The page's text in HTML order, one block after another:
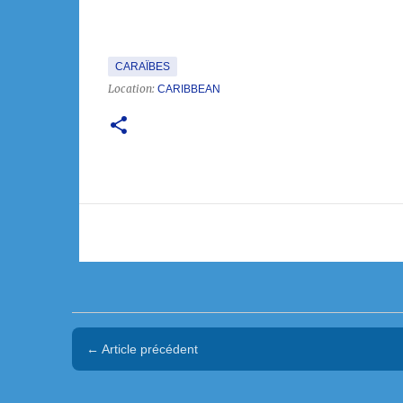
CARAÏBES
Location: CARIBBEAN
← Article précédent